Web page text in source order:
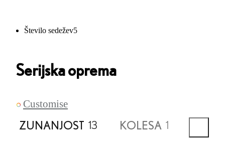
Število sedežev5
Serijska oprema
Customise
ZUNANJOST 13 KOLESA 1